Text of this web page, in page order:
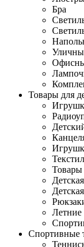
Бра
Товары для
Товары
Летние
Спортивные